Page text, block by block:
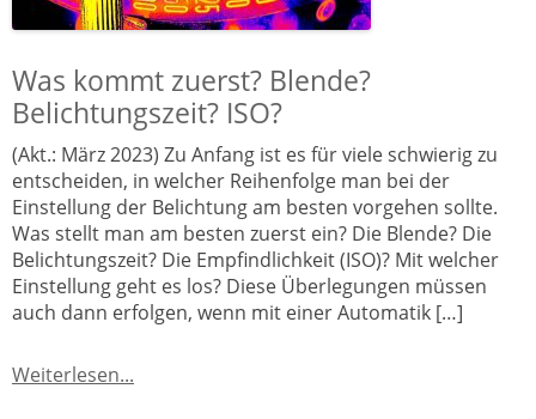
Was kommt zuerst? Blende?
Belichtungszeit? ISO?
(Akt.: März 2023) Zu Anfang ist es für viele schwierig zu
entscheiden, in welcher Reihenfolge man bei der
Einstellung der Belichtung am besten vorgehen sollte.
Was stellt man am besten zuerst ein? Die Blende? Die
Belichtungszeit? Die Empfindlichkeit (ISO)? Mit welcher
Einstellung geht es los? Diese Überlegungen müssen
auch dann erfolgen, wenn mit einer Automatik […]
Weiterlesen...